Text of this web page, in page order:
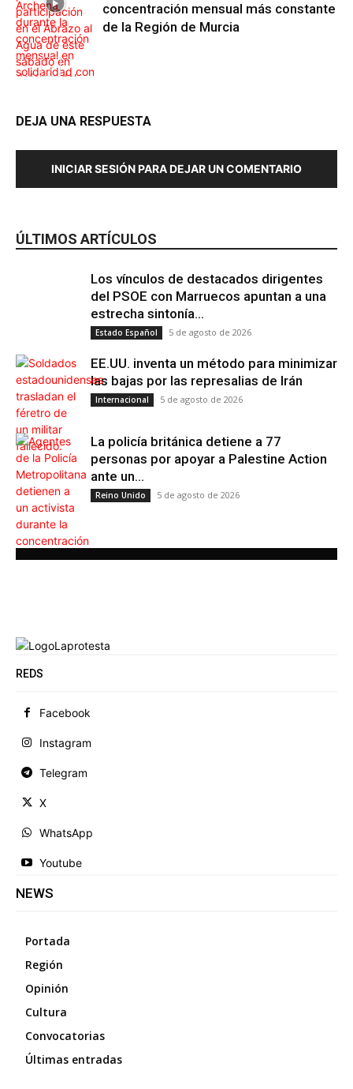
Internacional
Murcia
concentración mensual más constante
de la Región de Murcia
DEJA UNA RESPUESTA
INICIAR SESIÓN PARA DEJAR UN COMENTARIO
ÚLTIMOS ARTÍCULOS
Los vínculos de destacados dirigentes
del PSOE con Marruecos apuntan a una
estrecha sintonía...
Estado Español 5 de agosto de 2026
EE.UU. inventa un método para minimizar
las bajas por las represalias de Irán
Internacional 5 de agosto de 2026
La policía británica detiene a 77
personas por apoyar a Palestine Action
ante un...
Reino Unido 5 de agosto de 2026
REDS
Facebook
Instagram
Telegram
X
WhatsApp
Youtube
NEWS
Portada
Región
Opinión
Cultura
Convocatorias
Últimas entradas